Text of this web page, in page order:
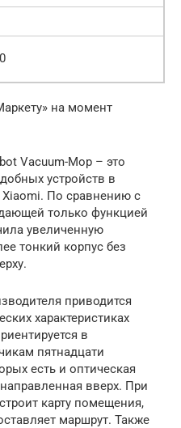
на момент
Vacuum-Mop – это
устройств в
По сравнению с
только функцией
увеличенную
тонкий корпус без
приводится
характеристиках
в
пятнадцати
есть и оптическая
вверх. При
карту помещения,
маршрут. Также